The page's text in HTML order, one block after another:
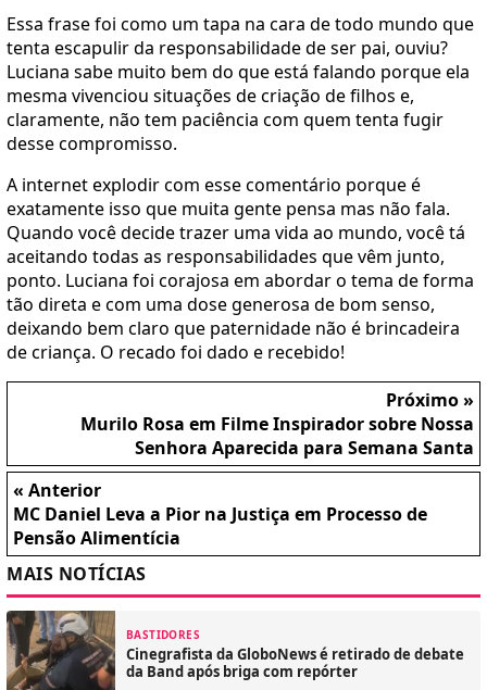
Essa frase foi como um tapa na cara de todo mundo que
tenta escapulir da responsabilidade de ser pai, ouviu?
Luciana sabe muito bem do que está falando porque ela
mesma vivenciou situações de criação de filhos e,
claramente, não tem paciência com quem tenta fugir
desse compromisso.
A internet explodir com esse comentário porque é
exatamente isso que muita gente pensa mas não fala.
Quando você decide trazer uma vida ao mundo, você tá
aceitando todas as responsabilidades que vêm junto,
ponto. Luciana foi corajosa em abordar o tema de forma
tão direta e com uma dose generosa de bom senso,
deixando bem claro que paternidade não é brincadeira
de criança. O recado foi dado e recebido!
Próximo »
Murilo Rosa em Filme Inspirador sobre Nossa
Senhora Aparecida para Semana Santa
« Anterior
MC Daniel Leva a Pior na Justiça em Processo de
Pensão Alimentícia
MAIS NOTÍCIAS
BASTIDORES
Cinegrafista da GloboNews é retirado de debate
da Band após briga com repórter